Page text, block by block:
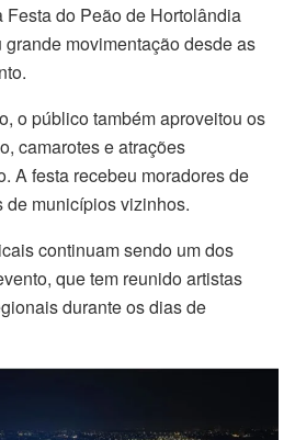
do Peão de Hortolândia
movimentação desde as
o público também aproveitou os
camarotes e atrações
A festa recebeu moradores de
municípios vizinhos.
continuam sendo um dos
que tem reunido artistas
durante os dias de